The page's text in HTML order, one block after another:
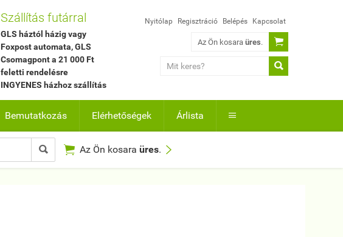
Szállítás futárral
GLS háztól házig vagy
Foxpost automata, GLS
Csomagpont a 21 000 Ft
feletti rendelésre
INGYENES házhoz szállítás
Nyitólap Regisztráció Belépés Kapcsolat
Az Ön kosara üres.


Bemutatkozás Elérhetőségek Árlista 
  Az Ön kosara üres. 